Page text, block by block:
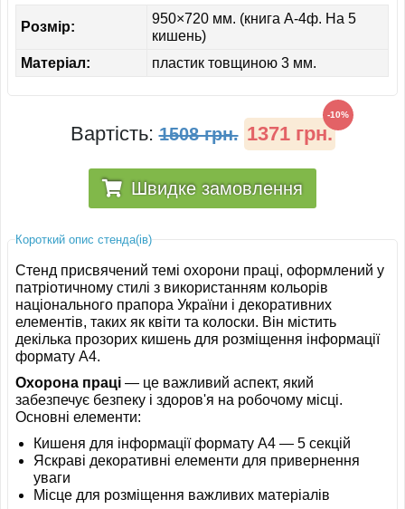
Розмір:
950×720 мм. (книга А-4ф. На 5
кишень)
Матеріал:
пластик товщиною 3 мм.
Вартість: 1508 грн. 1371 грн.
-10%
Швидке замовлення
Короткий опис стенда(ів)
Стенд присвячений темі охорони праці, оформлений у
патріотичному стилі з використанням кольорів
національного прапора України і декоративних
елементів, таких як квіти та колоски. Він містить
декілька прозорих кишень для розміщення інформації
формату A4.
Охорона праці — це важливий аспект, який
забезпечує безпеку і здоров'я на робочому місці.
Основні елементи:
Кишеня для інформації формату A4 — 5 секцій
Яскраві декоративні елементи для привернення
уваги
Місце для розміщення важливих матеріалів